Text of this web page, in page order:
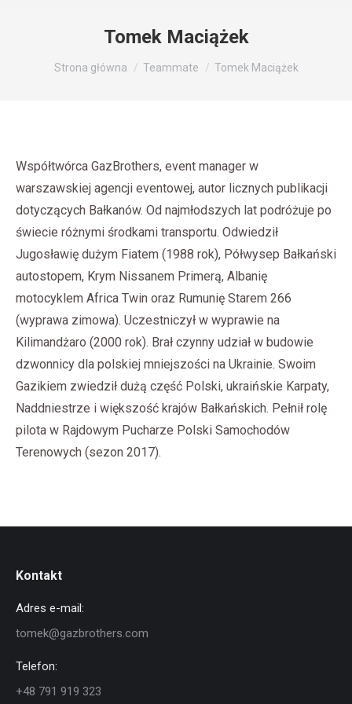
Tomek Maciążek
Jesteś tutaj:
Strona główna Teammate Tomek Maciążek
Współtwórca GazBrothers, event manager w
warszawskiej agencji eventowej, autor licznych publikacji
dotyczących Bałkanów. Od najmłodszych lat podróżuje po
świecie różnymi środkami transportu. Odwiedził
Jugosławię dużym Fiatem (1988 rok), Półwysep Bałkański
autostopem, Krym Nissanem Primerą, Albanię
motocyklem Africa Twin oraz Rumunię Starem 266
(wyprawa zimowa). Uczestniczył w wyprawie na
Kilimandżaro (2000 rok). Brał czynny udział w budowie
dzwonnicy dla polskiej mniejszości na Ukrainie. Swoim
Gazikiem zwiedził dużą część Polski, ukraińskie Karpaty,
Naddniestrze i większość krajów Bałkańskich. Pełnił rolę
pilota w Rajdowym Pucharze Polski Samochodów
Terenowych (sezon 2017).
Kontakt
Adres e-mail:
tomek@gazbrothers.com
Telefon:
+48 791 919 323